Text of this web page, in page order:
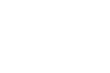
tu siguiente